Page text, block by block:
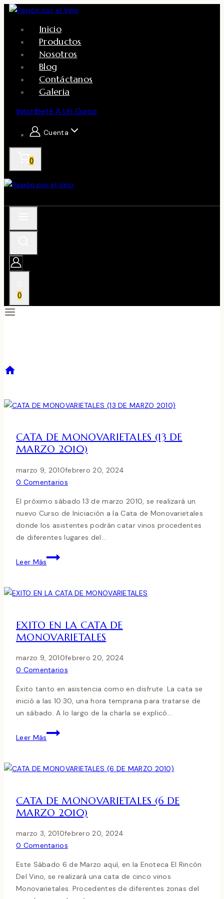
Skip
content
Inicio
Productos
Nosotros
Blog
Contáctanos
Galeria
Inscríbete A Un Curso
Cuenta
0
0
CATA DE MONOVARIETALES (13 DE
MARZO 2010)
marzo 9, 2010febrero 20, 2024
0 Comentarios
El próximo sábado 13 de marzo 2010, se realizará un
nuevo Curso de Iniciación a la Cata de Monovarietales
donde los asistentes podrán catar vinos procedentes
de diferentes lugares del…
Leer Más
CATA
DE
(13
2010)
EXITO EN LA CATA DE
MONOVARIETALES
marzo 9, 2010febrero 20, 2024
0 Comentarios
Éxito tanto en asistencia como en disfrute. La cata se
inició a las 10:30, una hora temprana para tratarse de
un sábado. A lo largo de la charla se explicó…
Leer Más
EXITO
EN
CATA
CATA DE MONOVARIETALES (6 DE
MARZO 2010)
marzo 3, 2010febrero 20, 2024
0 Comentarios
Este Sábado 6 de Marzo aquí, en la Enoteca El Rincón
Del Vino, se realizará una cata de cinco vinos
Monovarietales. Procedentes de diferentes zonas del